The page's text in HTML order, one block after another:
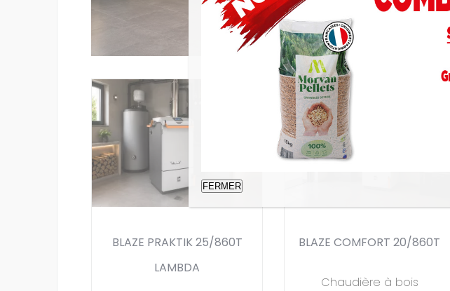
BLAZE PRAKTIK 25/860T
LAMBDA
BLAZE COMFORT 20/860T
Chaudière à bois
FERMER